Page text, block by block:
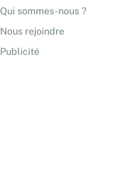
Qui sommes-nous ?
Nous rejoindre
Publicité